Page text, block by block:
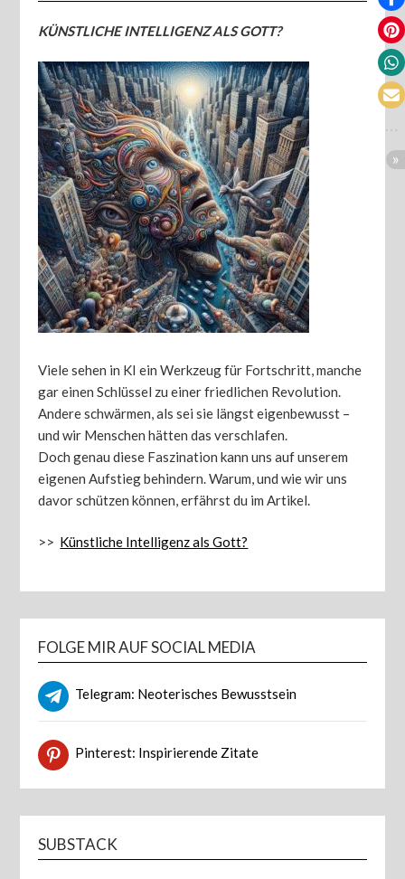
KÜNSTLICHE INTELLIGENZ ALS GOTT?
Viele sehen in KI ein Werkzeug für Fortschritt, manche
gar einen Schlüssel zu einer friedlichen Revolution.
Andere schwärmen, als sei sie längst eigenbewusst –
und wir Menschen hätten das verschlafen.
Doch genau diese Faszination kann uns auf unserem
eigenen Aufstieg behindern. Warum, und wie wir uns
davor schützen können, erfährst du im Artikel.
>> Künstliche Intelligenz als Gott?
FOLGE MIR AUF SOCIAL MEDIA
Telegram: Neoterisches Bewusstsein
Pinterest: Inspirierende Zitate
SUBSTACK